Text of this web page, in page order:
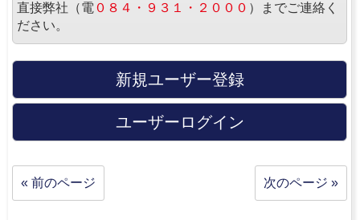
直接弊社（電 ０８４・９３１・２０００ ）までご連絡く
ださい。
新規ユーザー登録
ユーザーログイン
« 前のページ 次のページ »